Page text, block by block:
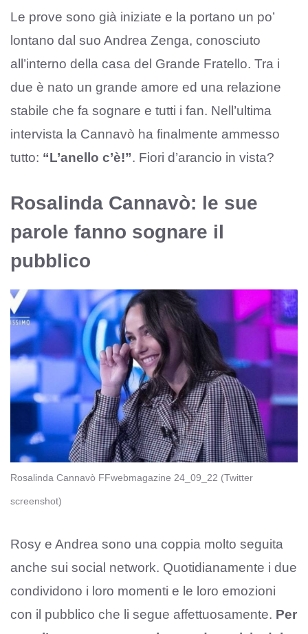
Le prove sono già iniziate e la portano un po’
lontano dal suo Andrea Zenga, conosciuto
all’interno della casa del Grande Fratello. Tra i
due è nato un grande amore ed una relazione
stabile che fa sognare e tutti i fan. Nell’ultima
intervista la Cannavò ha finalmente ammesso
tutto: “L’anello c’è!”. Fiori d’arancio in vista?
Rosalinda Cannavò: le sue
parole fanno sognare il
pubblico
Rosalinda Cannavò FFwebmagazine 24_09_22 (Twitter
screenshot)
Rosy e Andrea sono una coppia molto seguita
anche sui social network. Quotidianamente i due
condividono i loro momenti e le loro emozioni
con il pubblico che li segue affettuosamente. Per